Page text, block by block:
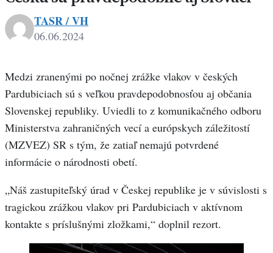
TASR / VH
06.06.2024
Medzi zranenými po nočnej zrážke vlakov v českých
Pardubiciach sú s veľkou pravdepodobnosťou aj občania
Slovenskej republiky. Uviedli to z komunikačného odboru
Ministerstva zahraničných vecí a európskych záležitostí
(MZVEZ) SR s tým, že zatiaľ nemajú potvrdené
informácie o národnosti obetí.
„Náš zastupiteľský úrad v Českej republike je v súvislosti s
tragickou zrážkou vlakov pri Pardubiciach v aktívnom
kontakte s príslušnými zložkami,“ doplnil rezort.